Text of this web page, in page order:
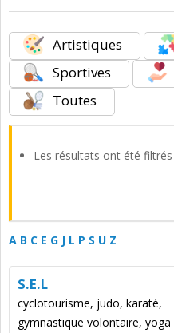
Artistiques
Sportives
Toutes
Les résultats ont été
A B C E G J L P S U Z
S.E.L
cyclotourisme, judo, karaté,
gymnastique volontaire, yoga